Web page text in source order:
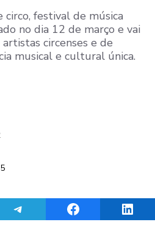
festival de música
no dia 12 de março e vai
circenses e de
musical e cultural única.
Share on TelegramShare on Facebook